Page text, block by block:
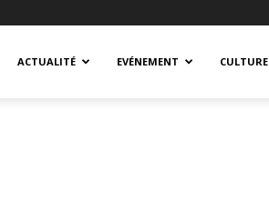
ACTUALITÉ EVÉNEMENT CULTURE